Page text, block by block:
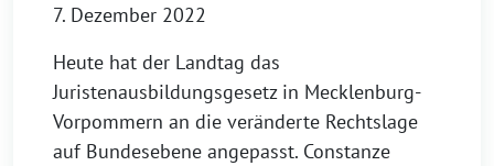
7. Dezember 2022
Heute hat der Landtag das
Juristenausbildungsgesetz in Mecklenburg-
Vorpommern an die veränderte Rechtslage
auf Bundesebene angepasst. Constanze